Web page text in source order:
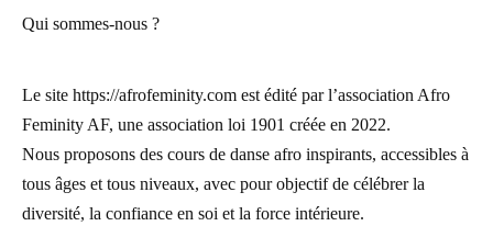
Qui sommes-nous ?
Le site https://afrofeminity.com est édité par l’association Afro
Feminity AF, une association loi 1901 créée en 2022.
Nous proposons des cours de danse afro inspirants, accessibles à
tous âges et tous niveaux, avec pour objectif de célébrer la
diversité, la confiance en soi et la force intérieure.